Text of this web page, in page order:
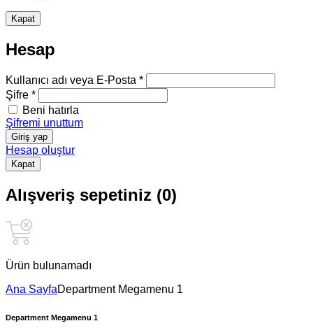
Kapat
Hesap
Kullanıcı adı veya E-Posta *
Şifre *
Beni hatırla
Şifremi unuttum
Giriş yap
Hesap oluştur
Kapat
Alışveriş sepetiniz (0)
Ürün bulunamadı
Ana SayfaDepartment Megamenu 1
Department Megamenu 1